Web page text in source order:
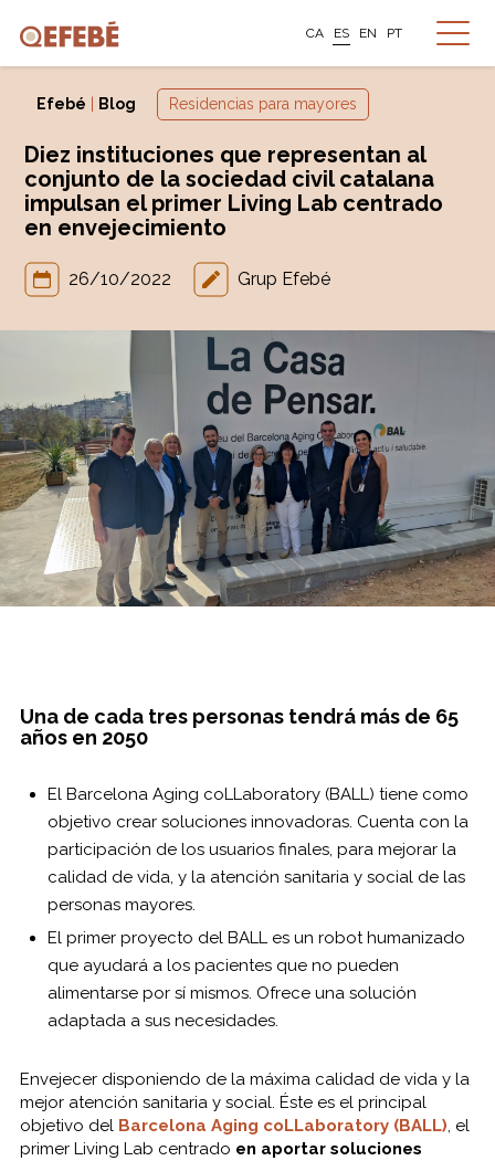
CA ES EN PT
Efebé Blog Residencias para mayores
Diez instituciones que representan al
conjunto de la sociedad civil catalana
impulsan el primer Living Lab centrado
en envejecimiento
26/10/2022 Grup Efebé
Una de cada tres personas tendrá más de 65
años en 2050
El Barcelona Aging coLLaboratory (BALL) tiene como
objetivo crear soluciones innovadoras. Cuenta con la
participación de los usuarios finales, para mejorar la
calidad de vida, y la atención sanitaria y social de las
personas mayores.
El primer proyecto del BALL es un robot humanizado
que ayudará a los pacientes que no pueden
alimentarse por sí mismos. Ofrece una solución
adaptada a sus necesidades.
Envejecer disponiendo de la máxima calidad de vida y la
mejor atención sanitaria y social. Éste es el principal
objetivo del Barcelona Aging coLLaboratory (BALL), el
primer Living Lab centrado en aportar soluciones